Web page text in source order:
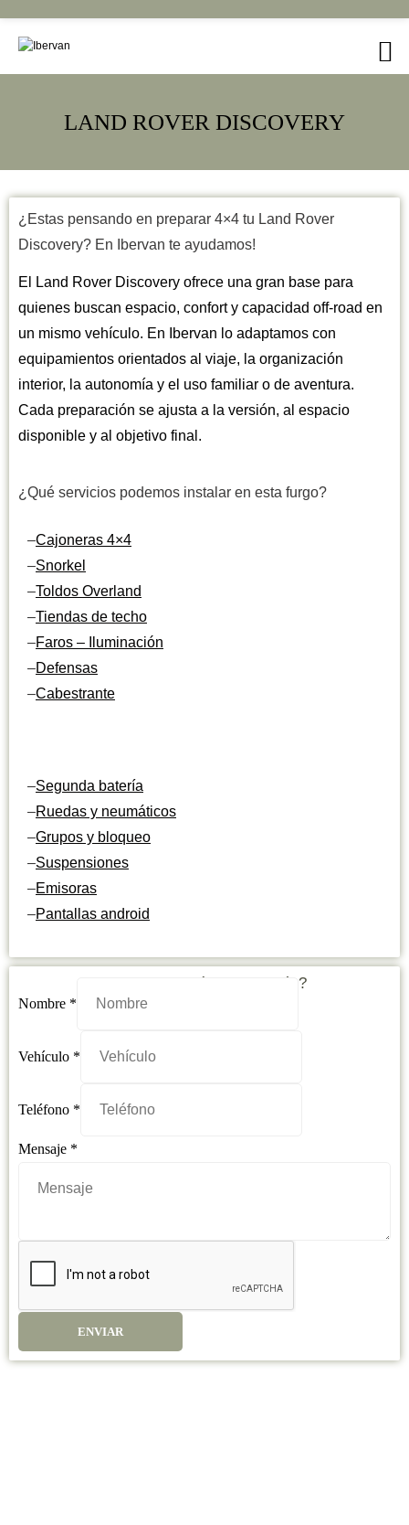
LAND ROVER DISCOVERY
¿Estas pensando en preparar 4×4 tu Land Rover
Discovery? En Ibervan te ayudamos!
El Land Rover Discovery ofrece una gran base para
quienes buscan espacio, confort y capacidad off-road en
un mismo vehículo. En Ibervan lo adaptamos con
equipamientos orientados al viaje, la organización
interior, la autonomía y el uso familiar o de aventura.
Cada preparación se ajusta a la versión, al espacio
disponible y al objetivo final.
¿Qué servicios podemos instalar en esta furgo?
–Cajoneras 4×4
–Snorkel
–Toldos Overland
–Tiendas de techo
–Faros – Iluminación
–Defensas
–Cabestrante
–Segunda batería
–Ruedas y neumáticos
–Grupos y bloqueo
–Suspensiones
–Emisoras
–Pantallas android
¿Necesitas más información?
Nombre *
Vehículo *
Teléfono *
Mensaje *
ENVIAR